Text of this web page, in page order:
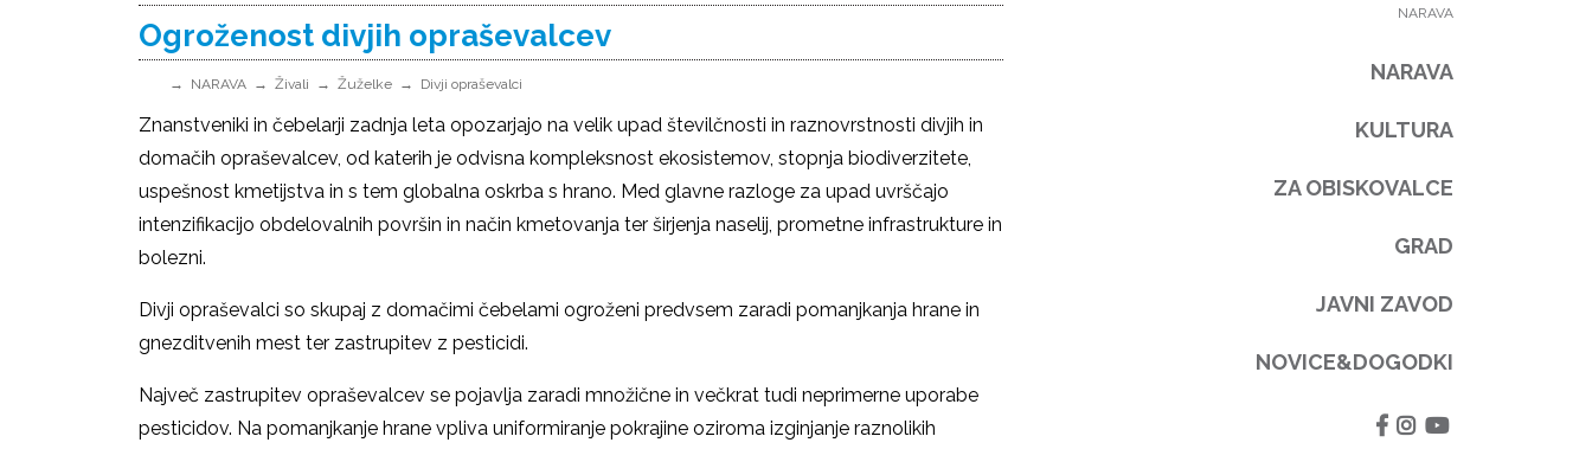
Ogroženost divjih opraševalcev
NARAVA Živali Žuželke Divji opraševalci
Znanstveniki in čebelarji zadnja leta opozarjajo na velik upad številčnosti in raznovrstnosti divjih in
domačih opraševalcev, od katerih je odvisna kompleksnost ekosistemov, stopnja biodiverzitete,
uspešnost kmetijstva in s tem globalna oskrba s hrano. Med glavne razloge za upad uvrščajo
intenzifikacijo obdelovalnih površin in način kmetovanja ter širjenja naselij, prometne infrastrukture in
bolezni.
Divji opraševalci so skupaj z domačimi čebelami ogroženi predvsem zaradi pomanjkanja hrane in
gnezditvenih mest ter zastrupitev z pesticidi.
Največ zastrupitev opraševalcev se pojavlja zaradi množične in večkrat tudi neprimerne uporabe
pesticidov. Na pomanjkanje hrane vpliva uniformiranje pokrajine oziroma izginjanje raznolikih
NARAVA
NARAVA
KULTURA
ZA OBISKOVALCE
GRAD
JAVNI ZAVOD
NOVICE&DOGODKI